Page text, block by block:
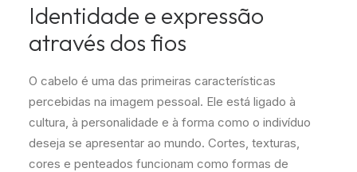
Identidade e expressão
através dos fios
O cabelo é uma das primeiras características
percebidas na imagem pessoal. Ele está ligado à
cultura, à personalidade e à forma como o indivíduo
deseja se apresentar ao mundo. Cortes, texturas,
cores e penteados funcionam como formas de